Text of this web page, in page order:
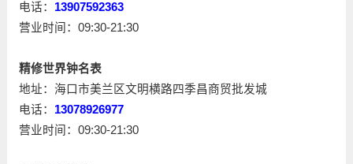
电话： 13907592363
营业时间：09:30-21:30
精修世界钟名表
地址：海口市美兰区文明横路四季昌商贸批发城
电话： 13078926977
营业时间：09:30-21:30